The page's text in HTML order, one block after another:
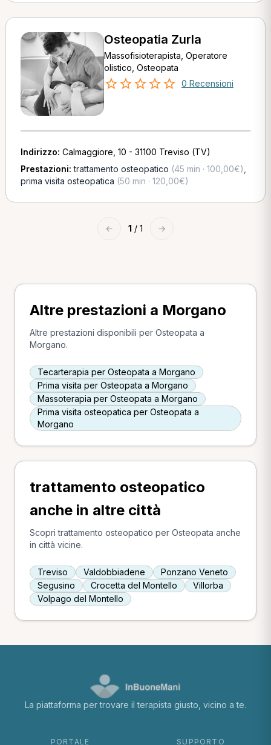
Osteopatia Zurla
Massofisioterapista, Operatore
olistico, Osteopata
0 Recensioni
Indirizzo: Calmaggiore, 10 - 31100 Treviso (TV)
Prestazioni:trattamento osteopatico (45 min · 100,00€)
prima visita osteopatica (50 min · 120,00€)
← 1 / 1 →
Altre prestazioni a Morgano
Altre prestazioni disponibili per Osteopata a
Morgano.
Tecarterapia per Osteopata a Morgano
Prima visita per Osteopata a Morgano
Massoterapia per Osteopata a Morgano
Prima visita osteopatica per Osteopata a
Morgano
trattamento osteopatico
anche in altre città
Scopri trattamento osteopatico per Osteopata anche
in città vicine.
Treviso Valdobbiadene
Ponzano Veneto
Segusino
Crocetta del Montello
Villorba
Volpago del Montello
La piattaforma per trovare il terapista giusto, vicino a te.
PORTALE SUPPORTO